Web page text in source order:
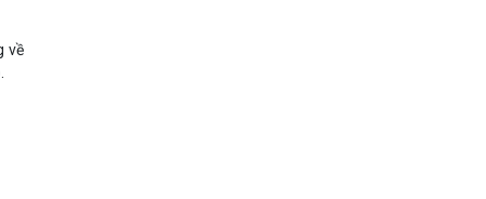
về